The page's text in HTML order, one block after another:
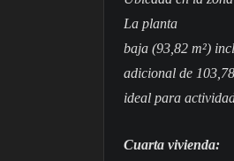
La planta
baja (93,82 m²)
adicional de
ideal para
Cuarta vivienda: